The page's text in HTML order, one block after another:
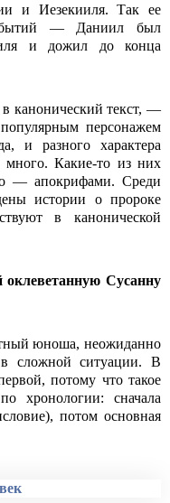
и Иезекииля. Так ее
— Даниил был
и дожил до конца
канонический текст, —
персонажем
и разного характера
много. Какие-то из них
— апокрифами. Среди
истории о пророке
в канонической
Сусанну
юноша, неожиданно
сложной ситуации. В
потому что такое
хронологии: сначала
потом основная